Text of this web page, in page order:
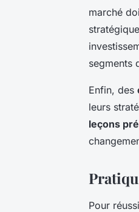
marché
segments
Enfin, des
leurs
leçons
Pour